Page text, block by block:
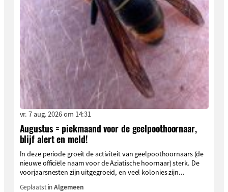
vr. 7 aug. 2026 om 14:31
Augustus = piekmaand voor de geelpoothoornaar,
blijf alert en meld!
In deze periode groeit de activiteit van geelpoothoornaars (de
nieuwe officiële naam voor de Aziatische hoornaar) sterk. De
voorjaarsnesten zijn uitgegroeid, en veel kolonies zijn...
Geplaatst inAlgemeen